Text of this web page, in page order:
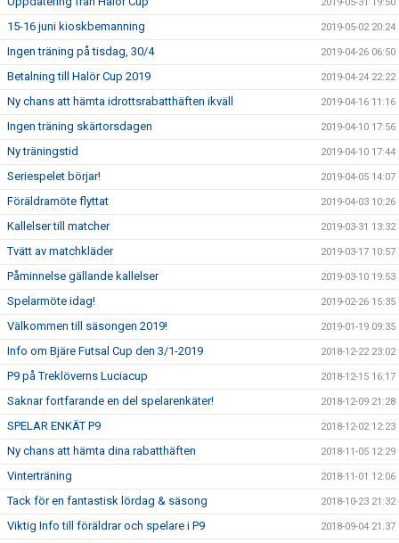
15-16 juni kioskbemanning 2019-05-02 20:24
Ingen träning på tisdag, 30/4 2019-04-26 06:50
Betalning till Halör Cup 2019 2019-04-24 22:22
Ny chans att hämta idrottsrabatthäften ikväll 2019-04-16 11:16
Ingen träning skärtorsdagen 2019-04-10 17:56
Ny träningstid 2019-04-10 17:44
Seriespelet börjar! 2019-04-05 14:07
Föräldramöte flyttat 2019-04-03 10:26
Kallelser till matcher 2019-03-31 13:32
Tvätt av matchkläder 2019-03-17 10:57
Påminnelse gällande kallelser 2019-03-10 19:53
Spelarmöte idag! 2019-02-26 15:35
Välkommen till säsongen 2019! 2019-01-19 09:35
Info om Bjäre Futsal Cup den 3/1-2019 2018-12-22 23:02
P9 på Treklöverns Luciacup 2018-12-15 16:17
Saknar fortfarande en del spelarenkäter! 2018-12-09 21:28
SPELAR ENKÄT P9 2018-12-02 12:23
Ny chans att hämta dina rabatthäften 2018-11-05 12:29
Vinterträning 2018-11-01 12:06
Tack för en fantastisk lördag & säsong 2018-10-23 21:32
Viktig Info till föräldrar och spelare i P9 2018-09-04 21:37